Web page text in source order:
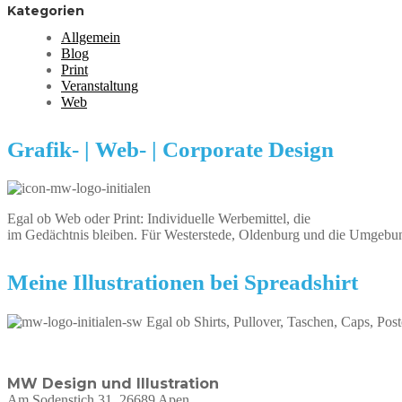
Kategorien
Allgemein
Blog
Print
Veranstaltung
Web
Grafik- | Web- | Corporate Design
Egal ob Web oder Print: Individuelle Werbemittel, die
im Gedächtnis bleiben. Für Westerstede, Oldenburg und die
Meine Illustrationen bei Spreadshirt
Egal ob Shirts, Pullover, Taschen, Caps,
MW Design und Illustration